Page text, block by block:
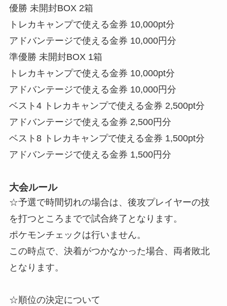
優勝 未開封BOX 2箱
トレカキャンプで使える金券 10,000pt分
アドバンテージで使える金券 10,000円分
準優勝 未開封BOX 1箱
トレカキャンプで使える金券 10,000pt分
アドバンテージで使える金券 10,000円分
ベスト4 トレカキャンプで使える金券 2,500pt分
アドバンテージで使える金券 2,500円分
ベスト8 トレカキャンプで使える金券 1,500pt分
アドバンテージで使える金券 1,500円分
大会ルール
☆予選で時間切れの場合は、後攻プレイヤーの技
を打つところまでで試合終了となります。
ポケモンチェックは行いません。
この時点で、決着がつかなかった場合、両者敗北
となります。
☆順位の決定について